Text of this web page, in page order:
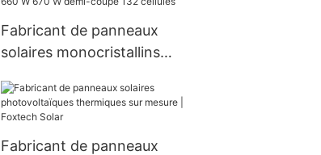
systèmes hors réseau
Fabricant de panneaux
solaires monocristallins
W 670 W demi-coupe 132
cellules
Fabricant de panneaux